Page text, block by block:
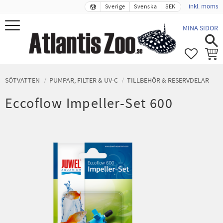
Meny
Sverige Svenska SEK inkl. moms
MINA SIDOR
SÖTVATTEN PUMPAR, FILTER & UV-C TILLBEHÖR & RESERVDELAR
Eccoflow Impeller-Set 600